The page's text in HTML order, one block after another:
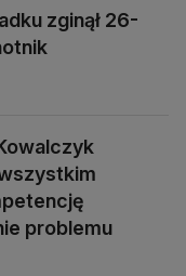
zginął 26-
problemu